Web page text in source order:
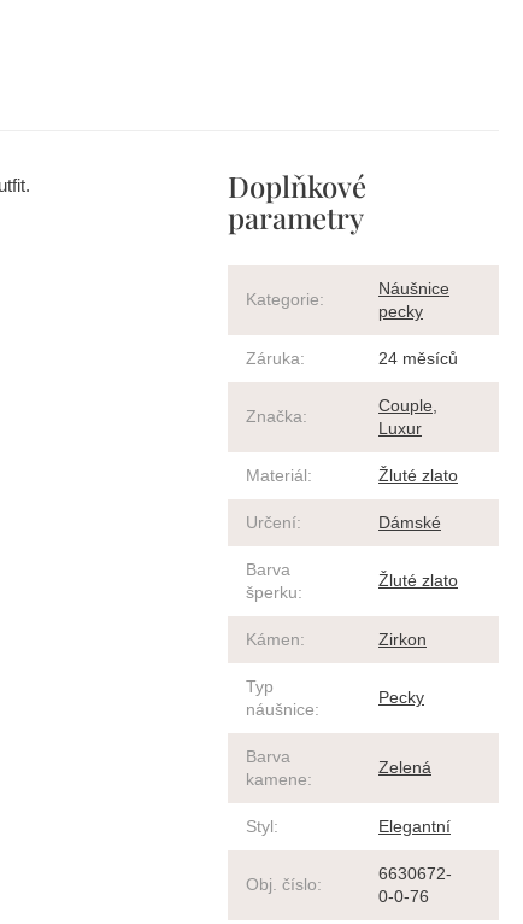
Doplňkové
parametry
Kategorie:
Náušnice
pecky
Záruka: 24 měsíců
Značka:
Couple,
Luxur
Materiál: Žluté zlato
Určení: Dámské
Barva
šperku:
Žluté zlato
Kámen: Zirkon
Typ
náušnice:
Pecky
Barva
kamene:
Zelená
Styl: Elegantní
Obj. číslo:
6630672-
0-0-76